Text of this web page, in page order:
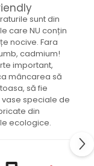
sunt din
care NU conțin
nocive. Fara
cadmium!
important,
mâncarea să
să fie
vase speciale de
din
ecologice.